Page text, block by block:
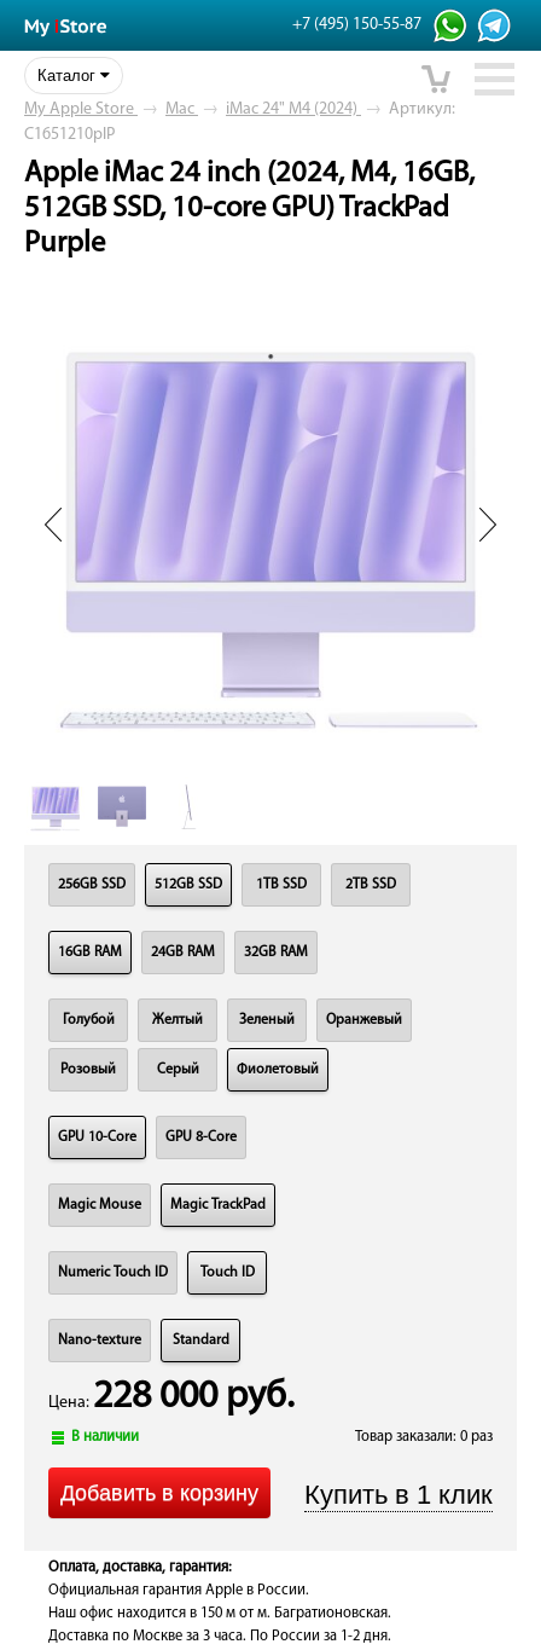
+7 (495) 150-55-87
Каталог
My Apple Store → Mac → iMac 24" M4 (2024) → Артикул:
C1651210plP
Apple iMac 24 inch (2024, M4, 16GB,
512GB SSD, 10-core GPU) TrackPad
Purple
256GB SSD 512GB SSD 1TB SSD 2TB SSD
16GB RAM 24GB RAM 32GB RAM
Голубой Желтый Зеленый Оранжевый
Розовый Серый Фиолетовый
GPU 10-Core GPU 8-Core
Magic Mouse Magic TrackPad
Numeric Touch ID Touch ID
Nano-texture Standard
Цена: 228 000 руб.
В наличии Товар заказали: 0 раз
Оплата, доставка, гарантия:
Официальная гарантия Apple в России.
Наш офис находится в 150 м от м. Багратионовская.
Доставка по Москве за 3 часа. По России за 1-2 дня.